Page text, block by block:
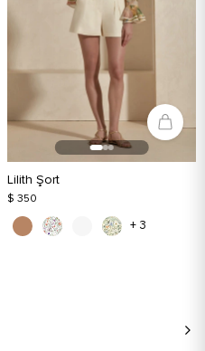
Lilith Şort
$ 350
+ 3